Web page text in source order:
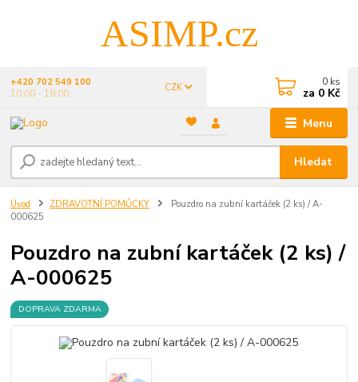
ASIMP.cz
Menu
CZK
Hledat
+420 702 549 100
10:00 - 18:00
0 ks
za 0 Kč
Úvod ZDRAVOTNÍ POMŮCKY
Pouzdro na zubní kartáček (2 ks) / A-
000625
Pouzdro na zubní kartáček (2 ks) /
A-000625
DOPRAVA ZDARMA